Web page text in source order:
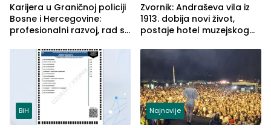
Karijera u Graničnoj policiji
Bosne i Hercegovine:
profesionalni razvoj, rad sa
služba građanima
Zvornik: Andraševa vila iz
1913. dobija novi život,
postaje hotel muzejskog
BiH Najnovije